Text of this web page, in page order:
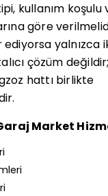
kullanım
göre
yalnızca
çözüm
hattı birlikte
Market